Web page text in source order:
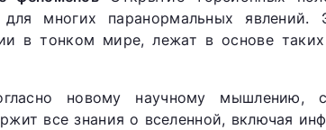
для многих паранормальных
в тонком мире, лежат в основе таких
новому научному мышлению,
все знания о вселенной, включая